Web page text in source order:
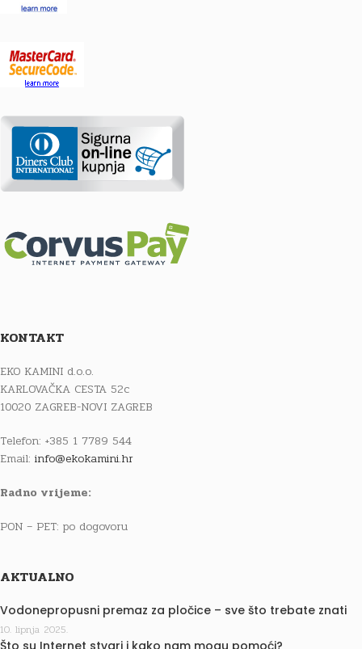
KONTAKT
EKO KAMINI d.o.o.
KARLOVAČKA CESTA 52c
10020 ZAGREB-NOVI ZAGREB
Telefon: +385 1 7789 544
Email: info@ekokamini.hr
Radno vrijeme:
PON – PET: po dogovoru
AKTUALNO
Vodonepropusni premaz za pločice – sve što trebate znati
10. lipnja 2025.
Što su Internet stvari i kako nam mogu pomoći?